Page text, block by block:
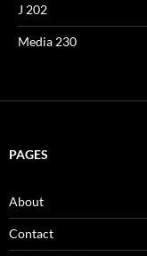
J 202
Media 230
PAGES
About
Contact